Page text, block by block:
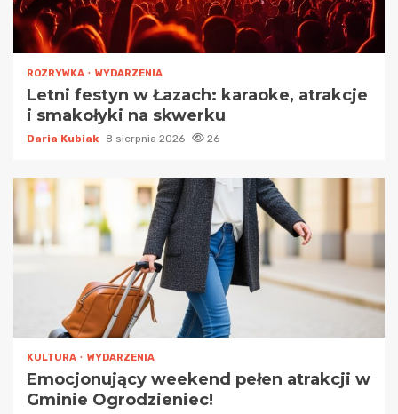
ROZRYWKA WYDARZENIA
Letni festyn w Łazach: karaoke, atrakcje
i smakołyki na skwerku
Daria Kubiak 8 sierpnia 2026 26
KULTURA WYDARZENIA
Emocjonujący weekend pełen atrakcji w
Gminie Ogrodzieniec!